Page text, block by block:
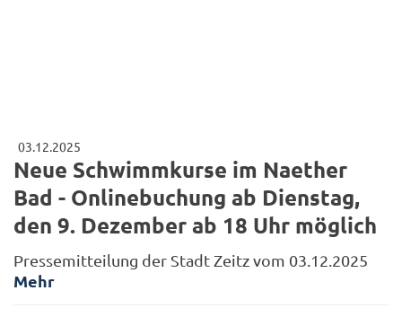
03.12.2025
Neue Schwimmkurse im Naether
Bad - Onlinebuchung ab Dienstag,
den 9. Dezember ab 18 Uhr möglich
Pressemitteilung der Stadt Zeitz vom 03.12.2025
Mehr